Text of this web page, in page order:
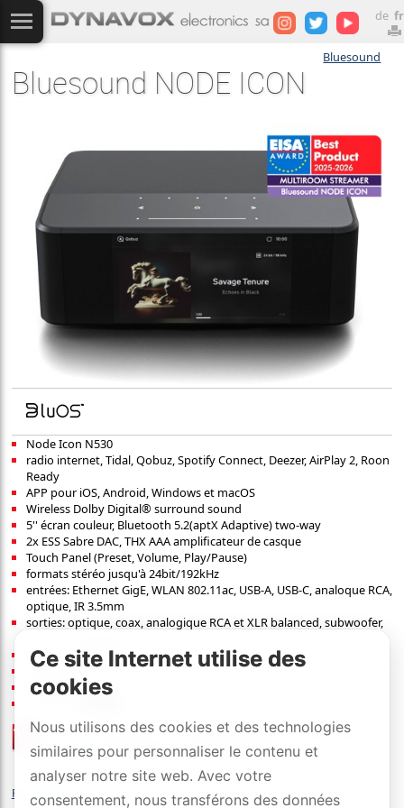
de fr
Bluesound
Bluesound NODE ICON
Node Icon N530
radio internet, Tidal, Qobuz, Spotify Connect, Deezer, AirPlay 2, Roon
Ready
APP pour iOS, Android, Windows et macOS
Wireless Dolby Digital® surround sound
5'' écran couleur, Bluetooth 5.2(aptX Adaptive) two-way
2x ESS Sabre DAC, THX AAA amplificateur de casque
Touch Panel (Preset, Volume, Play/Pause)
formats stéréo jusqu'à 24bit/192kHz
entrées: Ethernet GigE, WLAN 802.11ac, USB-A, USB-C, analoque RCA,
optique, IR 3.5mm
sorties: optique, coax, analogique RCA et XLR balanced, subwoofer,
pvr[CHF]:1099 /pcs
dimensions (l×h×p): 22×8.4×19.3 cm
liens:détails
liste de prix/revendeurs officiels
avec 2 ans de DYNAVOX-SWISS-GARANTIE
PDF EISA Award
Ce site Internet utilise des
cookies
Nous utilisons des cookies et des technologies
similaires pour personnaliser le contenu et
analyser notre site web. Avec votre
consentement, nous transférons des données